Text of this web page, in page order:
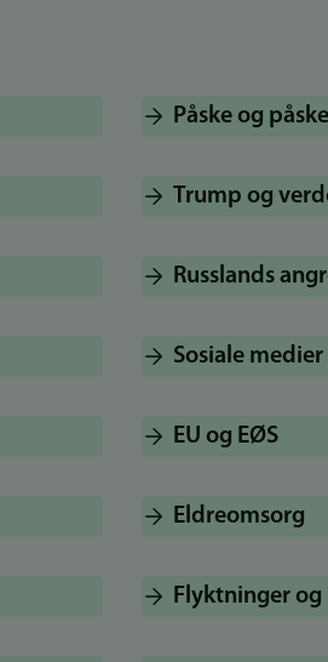
Påske og
Trump og
Russlands
Sosiale medier
EU og EØS
Eldreomsorg
Flyktninger